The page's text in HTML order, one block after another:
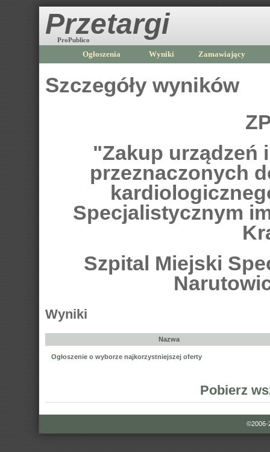
Przetargi
ProPublico
Ogłoszenia Wyniki Zamawiający
Szczegóły wyników
"Zakup urządzeń
przeznaczonych
Specjalistycznym
Szpital Miejski
Wyniki
Nazwa
Ogłoszenie o wyborze najkorzystniejszej oferty
Pobierz
©2006-